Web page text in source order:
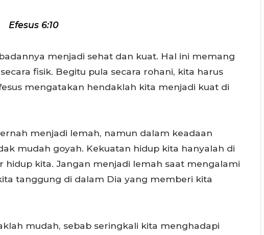
Efesus 6:10
menjadi sehat dan kuat. Hal ini memang
fisik. Begitu pula secara rohani, kita harus
mengatakan hendaklah kita menjadi kuat di
menjadi lemah, namun dalam keadaan
mudah goyah. Kekuatan hidup kita hanyalah di
hidup kita. Jangan menjadi lemah saat mengalami
tanggung di dalam Dia yang memberi kita
mudah, sebab seringkali kita menghadapi